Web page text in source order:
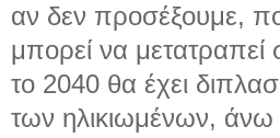
αν δεν προσέξουμε,
μπορεί να
το 2040 θα έχει
των ηλικιωμένων,